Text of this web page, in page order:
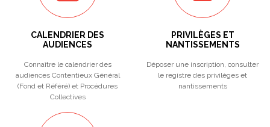
CALENDRIER DES
AUDIENCES
Connaître le calendrier des
audiences Contentieux Général
(Fond et Référé) et Procédures
Collectives
PRIVILÈGES ET
NANTISSEMENTS
Déposer une inscription, consulter
le registre des privilèges et
nantissements